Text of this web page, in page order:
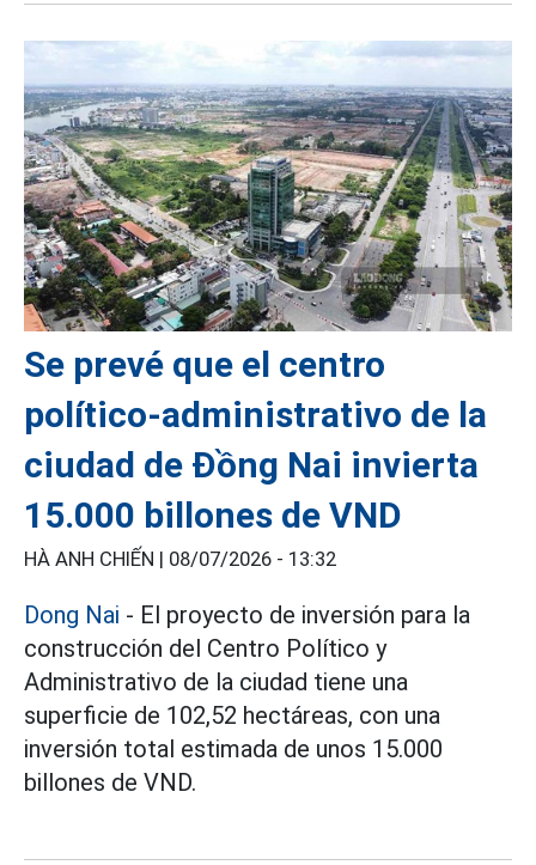
Se prevé que el centro
político-administrativo de la
ciudad de Đồng Nai invierta
15.000 billones de VND
HÀ ANH CHIẾN | 08/07/2026 - 13:32
Dong Nai - El proyecto de inversión para la
construcción del Centro Político y
Administrativo de la ciudad tiene una
superficie de 102,52 hectáreas, con una
inversión total estimada de unos 15.000
billones de VND.